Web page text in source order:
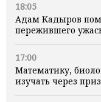
18:05
Адам Кадыров
пережившего
17:00
Математику,
изучать через